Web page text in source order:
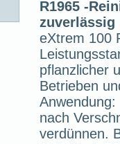
R1965 -
zuverlässig
eXtrem 100
pflanzlicher
Betrieben
nach
verdünnen.